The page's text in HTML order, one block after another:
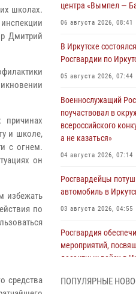
школах.
Дмитрий
причинах
и школе,
с огнем.
он
избежать
по
средства
центра «Вымпел —
06 августа 2026, 08:41
В Иркутске
Росгвардии по
05 августа 2026, 07:44
Военнослужащий
поучаствовал в
всероссийского
а не казаться»
04 августа 2026, 07:14
Росгвардейцы
автомобиль в
03 августа 2026, 04:55
Росгвардия
мероприятий,
десантных войск в
ПОПУЛЯРНЫЕ